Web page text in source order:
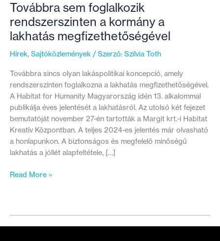
Továbbra sem foglalkozik
rendszerszinten a kormány a
lakhatás megfizethetőségével
Hírek, Sajtóközlemények / Szerző: Szilvia Toth
Továbbra sincs olyan lakáspolitikai koncepció, amely
rendszerszinten foglalkozna a lakhatás megfizethetőségével.
A Habitat for Humanity Magyarország idén 13. alkalommal
publikálja éves jelentését a lakhatásról. Az utolsó két fejezet
bemutatóját november 27-én tartották a Margit krt.-i Habitat
Kreatív Központban. A teljes 2024-es jelentés már olvasható
a honlapunkon. A biztonságos és megfelelő minőségű
lakhatás a jóllét alapfeltétele, […]
Továbbra
Read More »